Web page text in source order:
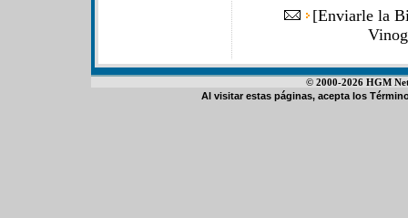
[Enviarle la
© 2000-2026 HGM
Al visitar estas páginas, acepta los